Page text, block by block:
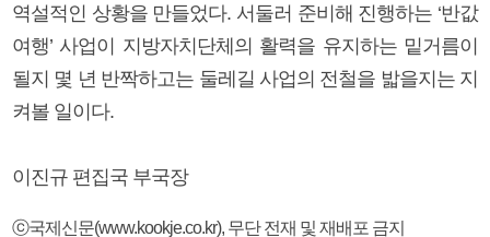
역설적인 상황을 만들었다. 서둘러 준비해 진행하는 ‘반값
여행’ 사업이 지방자치단체의 활력을 유지하는 밑거름이
될지 몇 년 반짝하고는 둘레길 사업의 전철을 밟을지는 지
켜볼 일이다.
이진규 편집국 부국장
ⓒ국제신문(www.kookje.co.kr), 무단 전재 및 재배포 금지